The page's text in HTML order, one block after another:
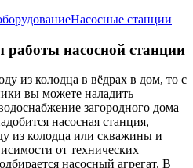
Насосные станции
насосной станции
из колодца в вёдрах в дом, то с
вы можете наладить
загородного дома
насосная станция,
из колодца или скважины и
от технических
насосный агрегат. В